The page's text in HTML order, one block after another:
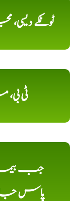
ٹوٹکے
ٹی
جب بیمار
پاس